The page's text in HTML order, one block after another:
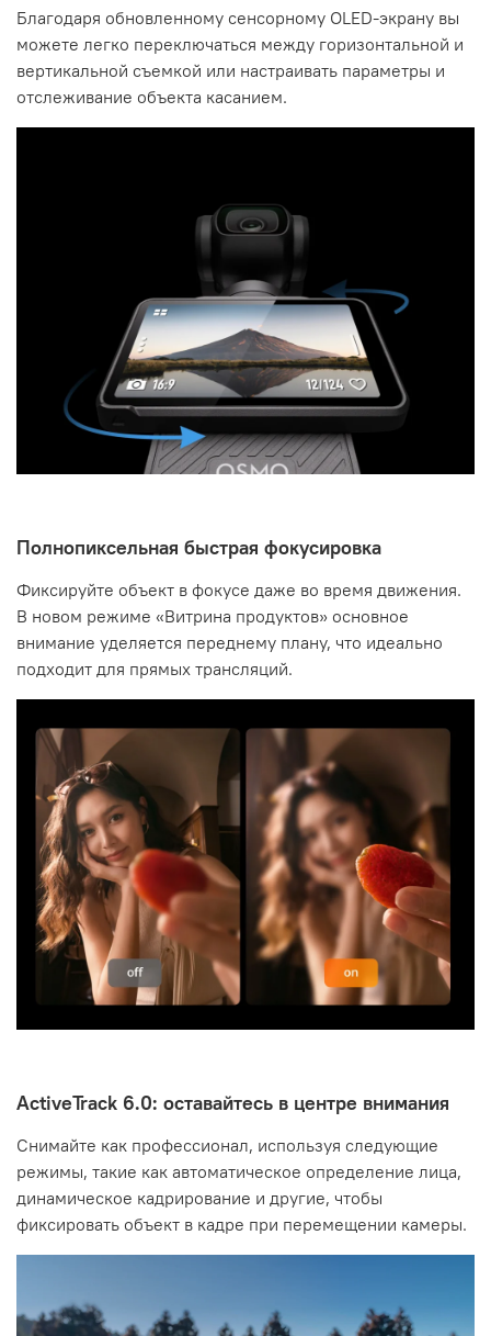
Благодаря обновленному сенсорному OLED-экрану вы
можете легко переключаться между горизонтальной и
вертикальной съемкой или настраивать параметры и
отслеживание объекта касанием.
Полнопиксельная быстрая фокусировка
Фиксируйте объект в фокусе даже во время движения.
В новом режиме «Витрина продуктов» основное
внимание уделяется переднему плану, что идеально
подходит для прямых трансляций.
ActiveTrack 6.0: оставайтесь в центре внимания
Снимайте как профессионал, используя следующие
режимы, такие как автоматическое определение лица,
динамическое кадрирование и другие, чтобы
фиксировать объект в кадре при перемещении камеры.